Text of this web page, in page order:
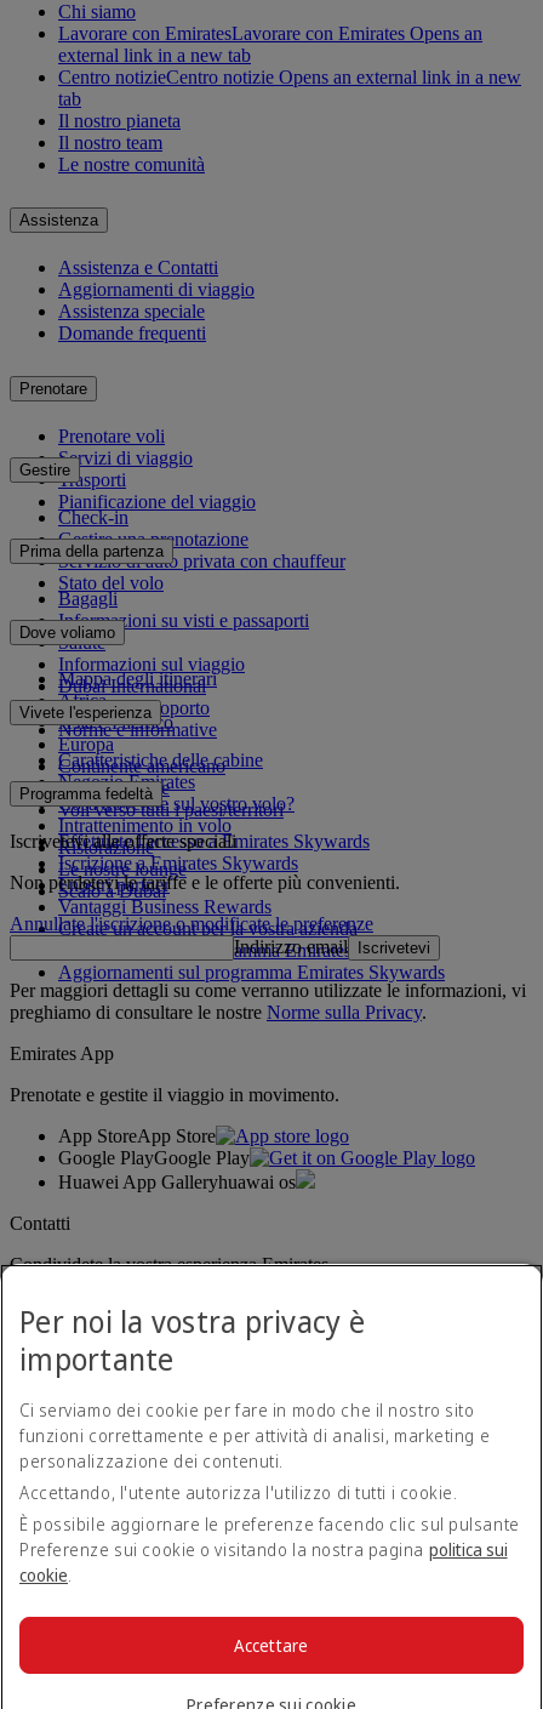
Chi siamo
Lavorare con EmiratesLavorare con Emirates Opens an
external link in a new tab
Centro notizieCentro notizie Opens an external link in a new
tab
Il nostro pianeta
Il nostro team
Le nostre comunità
Assistenza
Assistenza e Contatti
Aggiornamenti di viaggio
Assistenza speciale
Domande frequenti
Prenotare
Prenotare voli
Servizi di viaggio
Trasporti
Pianificazione del viaggio
Gestire
Check-in
Gestire una prenotazione
Servizio di auto privata con chauffeur
Stato del volo
Prima della partenza
Bagagli
Informazioni su visti e passaporti
Salute
Informazioni sul viaggio
Dubai International
Da e per l'aeroporto
Norme e informative
Dove voliamo
Mappa degli itinerari
Africa
Asia e Pacifico
Europa
Continente americano
Medio Oriente
Voli verso tutti i paesi/territori
Vivete l'esperienza
Caratteristiche delle cabine
Negozio Emirates
Cosa troverete sul vostro volo?
Intrattenimento in volo
Ristorazione
Le nostre lounge
Scalo a Dubai
Programma fedeltà
Effettuate l'accesso a Emirates Skywards
Iscrizione a Emirates Skywards
I nostri partner
Vantaggi Business Rewards
Create un account per la vostra azienda
Regolamento del programma Emirates Skywards
Aggiornamenti sul programma Emirates Skywards
Iscrivetevi alle offerte speciali
Non perdetevi le tariffe e le offerte più convenienti.
Annullate l'iscrizione o modificate le preferenze
Indirizzo email
Iscrivetevi
Per maggiori dettagli su come verranno utilizzate le informazioni, vi
preghiamo di consultare le nostre Norme sulla Privacy.
Emirates App
Prenotate e gestite il viaggio in movimento.
App StoreApp Store
Google PlayGoogle Play
Huawei App Galleryhuawai os
Contatti
Condividete la vostra esperienza Emirates.
Contatti
Norme sulla privacy
Termini e condizioni
Sicurezza informatica
© 2026 The Emirates Group. Tutti i diritti riservati.
Per noi la vostra privacy è
importante
Ci serviamo dei cookie per fare in modo che il nostro sito
funzioni correttamente e per attività di analisi, marketing e
personalizzazione dei contenuti.
Accettando, l'utente autorizza l'utilizzo di tutti i cookie.
È possibile aggiornare le preferenze facendo clic sul pulsante
Preferenze sui cookie o visitando la nostra pagina politica sui
cookie.
Accettare